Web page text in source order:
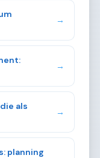
→
→
als
→
planning